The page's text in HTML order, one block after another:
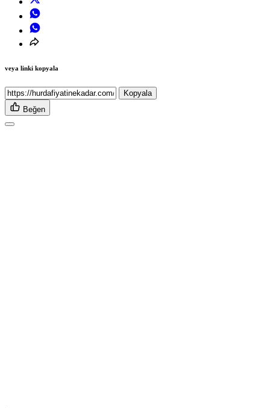
veya linki kopyala
Kopyala
Beğen